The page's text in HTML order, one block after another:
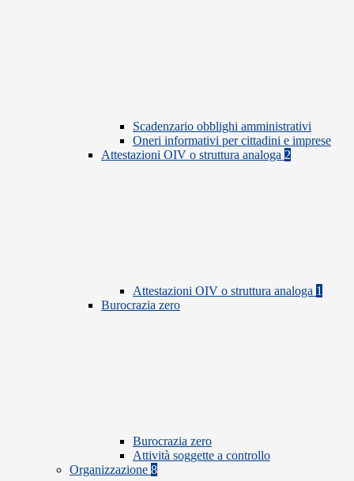
Scadenzario obblighi amministrativi
Oneri informativi per cittadini e imprese
Attestazioni OIV o struttura analoga 2
Attestazioni OIV o struttura analoga 1
Burocrazia zero
Burocrazia zero
Attività soggette a controllo
Organizzazione 8